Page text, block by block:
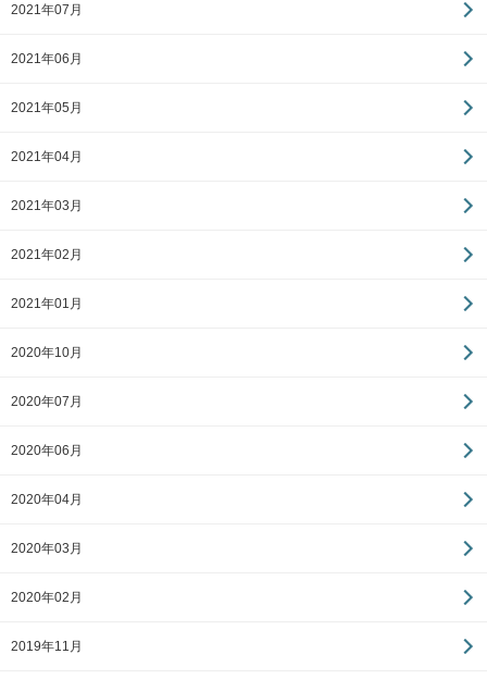
2021年07月
2021年06月
2021年05月
2021年04月
2021年03月
2021年02月
2021年01月
2020年10月
2020年07月
2020年06月
2020年04月
2020年03月
2020年02月
2019年11月